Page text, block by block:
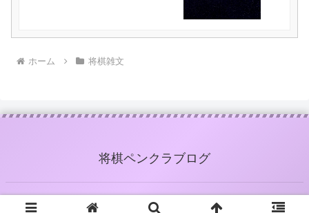
ホーム 将棋雑文
将棋ペンクラブログ